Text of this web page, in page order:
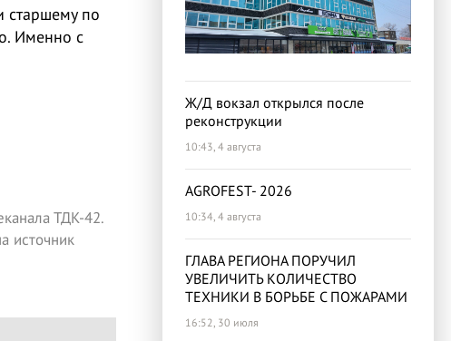
старшему по
Именно с
ТДК-42.
источник
Ж/Д вокзал открылся после
реконструкции
10:43, 4 августа
AGROFEST- 2026
10:34, 4 августа
ГЛАВА РЕГИОНА ПОРУЧИЛ
УВЕЛИЧИТЬ КОЛИЧЕСТВО
ТЕХНИКИ В БОРЬБЕ С ПОЖАРАМИ
16:52, 30 июля